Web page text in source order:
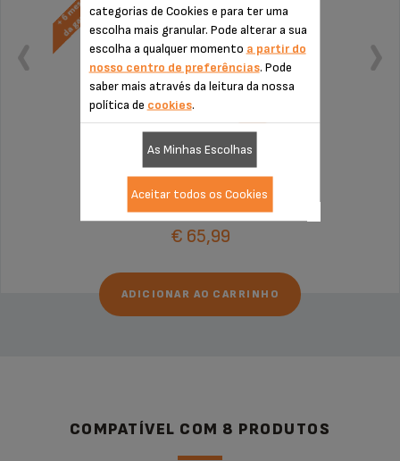
Sem orçamento nem surpresas
€ 65,99
ADICIONAR AO CARRINHO
COMPATÍVEL COM 8 PRODUTOS
categorias de Cookies e para ter uma
escolha mais granular. Pode alterar a sua
escolha a qualquer momento a partir do
nosso centro de preferências. Pode
saber mais através da leitura da nossa
política de cookies.
As Minhas Escolhas
Aceitar todos os Cookies